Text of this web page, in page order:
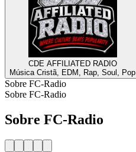
CDE AFFILIATED RADIO
Música Cristã, EDM, Rap, Soul, Pop
Sobre FC-Radio
Sobre FC-Radio
Sobre FC-Radio